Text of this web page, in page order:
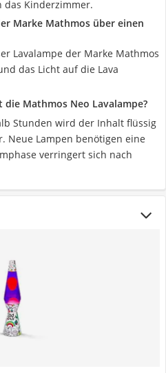
das Kinderzimmer.
Marke Mathmos über einen
Lavalampe der Marke Mathmos
das Licht auf die Lava
Mathmos Neo Lavalampe?
Stunden wird der Inhalt flüssig
Neue Lampen benötigen eine
verringert sich nach